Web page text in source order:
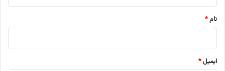
نام*
ایمیل*